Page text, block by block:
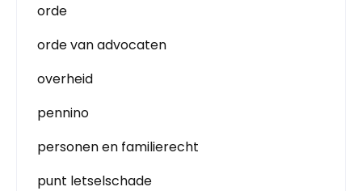
orde
orde van advocaten
overheid
pennino
personen en familierecht
punt letselschade